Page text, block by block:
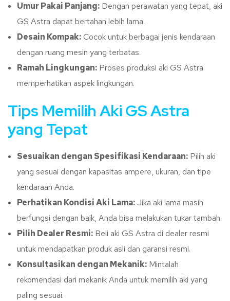
Umur Pakai Panjang: Dengan perawatan yang tepat, aki
GS Astra dapat bertahan lebih lama.
Desain Kompak:Cocok untuk berbagai jenis kendaraan
dengan ruang mesin yang terbatas.
Ramah Lingkungan: Proses produksi aki GS Astra
memperhatikan aspek lingkungan.
Tips Memilih Aki GS Astra
yang Tepat
Sesuaikan dengan Spesifikasi Kendaraan: Pilih aki
yang sesuai dengan kapasitas ampere, ukuran, dan tipe
kendaraan Anda.
Perhatikan Kondisi Aki Lama:Jika aki lama masih
berfungsi dengan baik, Anda bisa melakukan tukar tambah.
Pilih Dealer Resmi: Beli aki GS Astra di dealer resmi
untuk mendapatkan produk asli dan garansi resmi.
Konsultasikan dengan Mekanik: Mintalah
rekomendasi dari mekanik Anda untuk memilih aki yang
paling sesuai.